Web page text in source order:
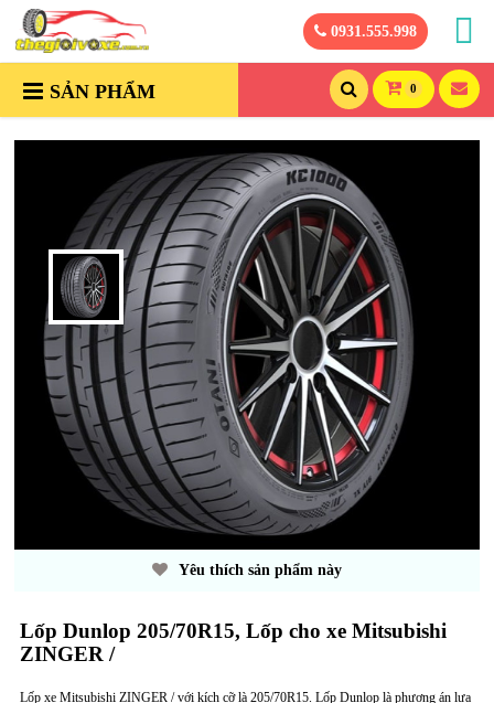
0931.555.998
SẢN PHẨM 0
Yêu thích sản phẩm này
Lốp Dunlop 205/70R15, Lốp cho xe Mitsubishi
ZINGER /
Lốp xe Mitsubishi ZINGER / với kích cỡ là 205/70R15. Lốp Dunlop là phương án lựa